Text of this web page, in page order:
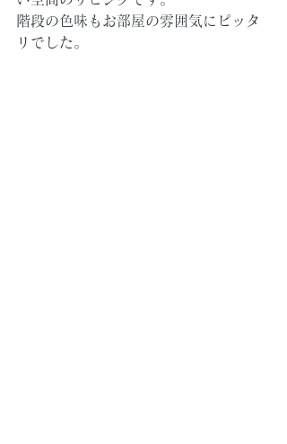
階段の色味もお部屋の雰囲気にピッタ
リでした。